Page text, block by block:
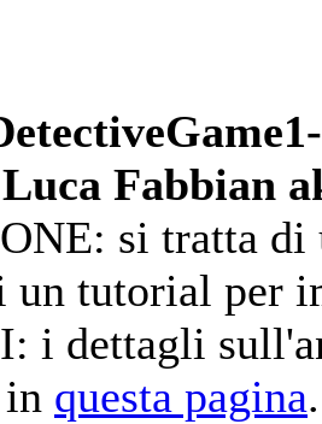
Luca Fabbian
: si tratta di
un tutorial per
: i dettagli
questa pagina.